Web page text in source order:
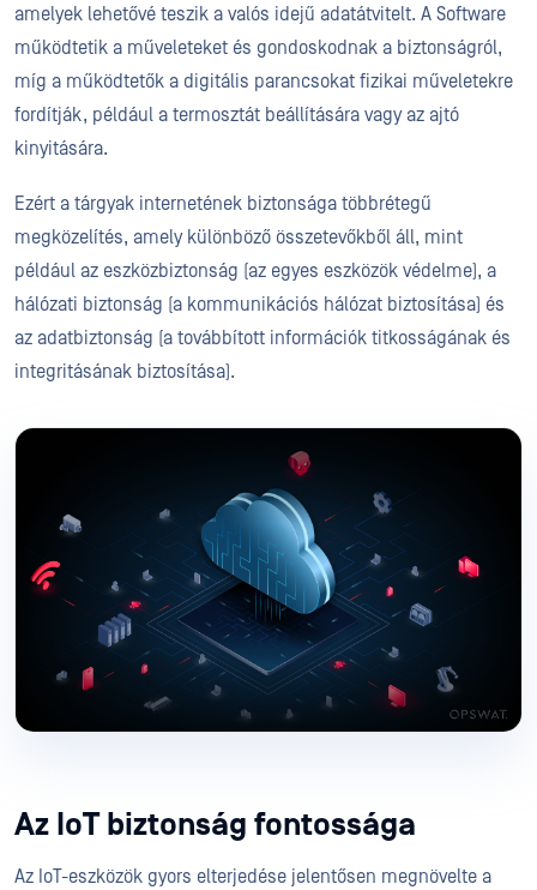
amelyek lehetővé teszik a valós idejű adatátvitelt. A Software
működtetik a műveleteket és gondoskodnak a biztonságról,
míg a működtetők a digitális parancsokat fizikai műveletekre
fordítják, például a termosztát beállítására vagy az ajtó
kinyitására.
Ezért a tárgyak internetének biztonsága többrétegű
megközelítés, amely különböző összetevőkből áll, mint
például az eszközbiztonság (az egyes eszközök védelme), a
hálózati biztonság (a kommunikációs hálózat biztosítása) és
az adatbiztonság (a továbbított információk titkosságának és
integritásának biztosítása).
Az IoT biztonság fontossága
Az IoT-eszközök gyors elterjedése jelentősen megnövelte a